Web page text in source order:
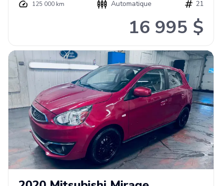
125 000 km Automatique 21
16 995 $